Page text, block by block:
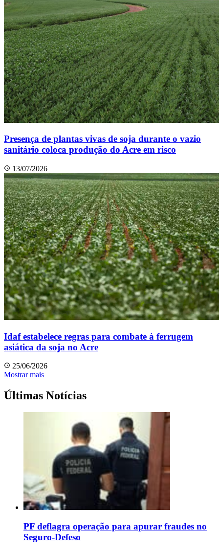
Presença de plantas vivas de soja durante o vazio
sanitário coloca produção do Acre em risco
13/07/2026
Idaf estabelece regras para combate à ferrugem
asiática da soja no Acre
25/06/2026
Mostrar mais
Últimas Notícias
PF deflagra operação para apurar fraudes no
Seguro-Defeso